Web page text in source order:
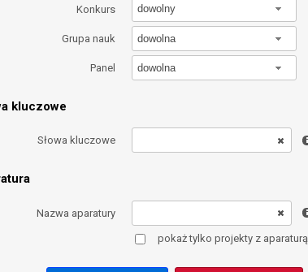
Konkurs dowolny
Grupa nauk dowolna
Panel dowolna
kluczowe
Słowa kluczowe
Nazwa aparatury
pokaż tylko projekty z aparaturą